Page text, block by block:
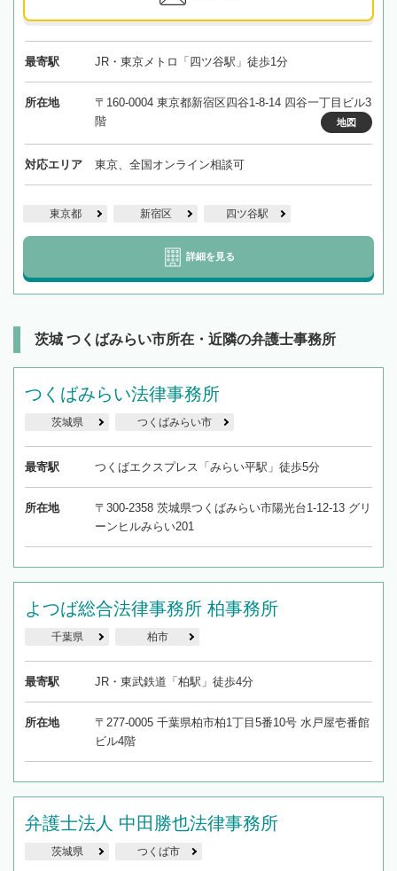
最寄駅 JR・東京メトロ「四ツ谷駅」徒歩1分
所在地
〒160-0004 東京都新宿区四谷1-8-14 四谷一丁目ビル3
階
地図
対応エリア 東京、全国オンライン相談可
東京都 新宿区 四ツ谷駅
詳細を見る
茨城 つくばみらい市所在・近隣の弁護士事務所
つくばみらい法律事務所
茨城県 つくばみらい市
最寄駅 つくばエクスプレス「みらい平駅」徒歩5分
所在地
〒300-2358 茨城県つくばみらい市陽光台1-12-13 グリ
ーンヒルみらい201
よつば総合法律事務所 柏事務所
千葉県 柏市
最寄駅 JR・東武鉄道「柏駅」徒歩4分
所在地
〒277-0005 千葉県柏市柏1丁目5番10号 水戸屋壱番館
ビル4階
弁護士法人 中田勝也法律事務所
茨城県 つくば市